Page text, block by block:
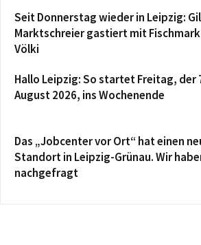
Seit Donnerstag wieder in Leipzig:
Marktschreier gastiert mit
Völki
Hallo Leipzig: So startet Freitag, der
August 2026, ins Wochenende
Das „Jobcenter vor Ort“ hat einen
Standort in Leipzig-Grünau. Wir
nachgefragt